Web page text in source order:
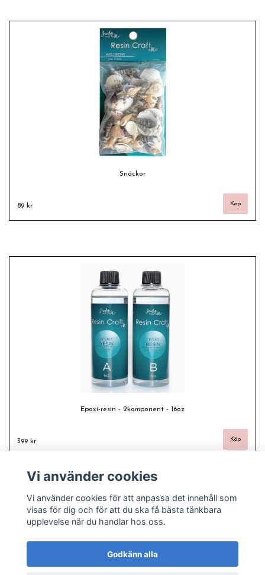
Snäckor
89 kr
Epoxi-resin - 2komponent - 16oz
399 kr
Vi använder cookies
Vi använder cookies för att anpassa det innehåll som
visas för dig och för att du ska få bästa tänkbara
upplevelse när du handlar hos oss.
Godkänn alla